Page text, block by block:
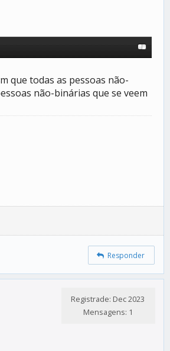
que todas as pessoas não-
não-binárias que se veem
Responder
Registrade: Dec 2023
Mensagens: 1